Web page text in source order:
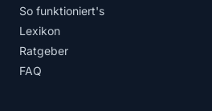
So funktioniert's
Lexikon
Ratgeber
FAQ